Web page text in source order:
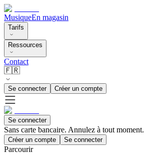
MusiqueEn magasin
Tarifs
Ressources
Contact
🇫🇷
Se connecter Créer un compte
Se connecter
Sans carte bancaire. Annulez à tout moment.
Créer un compte Se connecter
Parcourir